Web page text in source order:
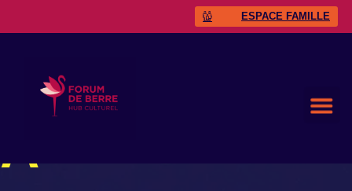
ESPACE FAMILLE